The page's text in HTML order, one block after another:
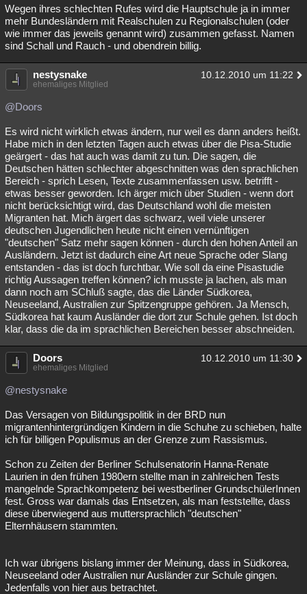
Wegen ihres schlechten Rufes wird die Hauptschule ja in immer
mehr Bundesländern mit Realschulen zu Regionalschulen (oder
wie immer das jeweils genannt wird) zusammen gefasst. Namen
sind Schall und Rauch - und obendrein billig.
nestysnake 10.12.2010 um 11:22
ehemaliges Mitglied
@Doors
Es wird nicht wirklich etwas ändern, nur weil es dann anders heißt.
Habe mich in den letzten Tagen auch etwas über die Pisa-Studie
geärgert - das hat auch was damit zu tun. Die sagen, die
Deutschen hätten schlechter abgeschnitten was den sprachlichen
Bereich - sprich Lesen, Texte zusammenfassen usw. betrifft -
etwas besser geworden. Ich ärger mich über Studien - wenn dort
nicht berücksichtigt wird, das Deutschland wohl die meisten
Migranten hat. Mich ärgert das schwarz, weil viele unserer
deutschen Jugendlichen heute nicht einen vernünftigen
"deutschen" Satz mehr sagen können - durch den hohen Anteil an
Ausländern. Jetzt ist dadurch eine Art neue Sprache oder Slang
entstanden - das ist doch furchtbar. Wie soll da eine Pisastudie
richtig Aussagen treffen können? ich musste ja lachen, als man
dann noch am SChluß sagte, das die Länder Südkorea,
Neuseeland, Australien zur Spitzengruppe gehören. Ja Mensch,
Südkorea hat kaum Ausländer die dort zur Schule gehen. Ist doch
klar, dass die da im sprachlichen Bereichen besser abschneiden.
Doors 10.12.2010 um 11:30
ehemaliges Mitglied
@nestysnake
Das Versagen von Bildungspolitik in der BRD nun
migrantenhintergründigen Kindern in die Schuhe zu schieben, halte
ich für billigen Populismus an der Grenze zum Rassismus.
Schon zu Zeiten der Berliner Schulsenatorin Hanna-Renate
Laurien in den frühen 1980ern stellte man in zahlreichen Tests
mangelnde Sprachkompetenz bei westberliner GrundschülerInnen
fest. Gross war damals das Entsetzen, als man feststellte, dass
diese überwiegend aus muttersprachlich "deutschen"
Elternhäusern stammten.
Ich war übrigens bislang immer der Meinung, dass in Südkorea,
Neuseeland oder Australien nur Ausländer zur Schule gingen.
Jedenfalls von hier aus betrachtet.